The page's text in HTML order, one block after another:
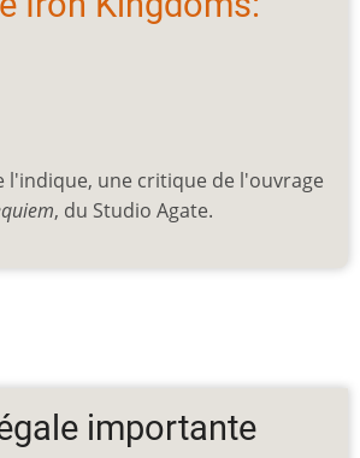
l'indique, une critique de l'ouvrage
, du Studio Agate.
importante